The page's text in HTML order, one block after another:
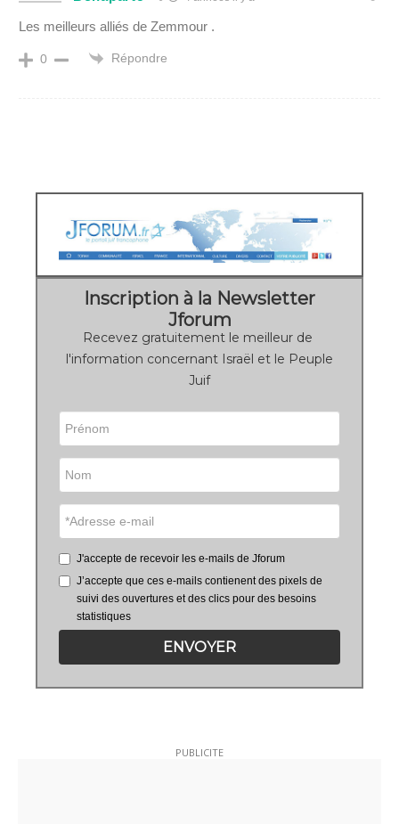
Les meilleurs alliés de Zemmour .
0 Répondre
Inscription à la Newsletter
Jforum
Recevez gratuitement le meilleur de
l'information concernant Israël et le Peuple
Juif
J'accepte de recevoir les e-mails de Jforum
J’accepte que ces e-mails contienent des pixels de
suivi des ouvertures et des clics pour des besoins
statistiques
ENVOYER